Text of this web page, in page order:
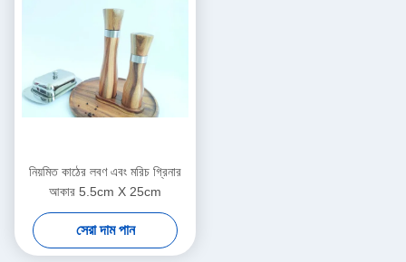
নিয়মিত কাঠের লবণ এবং মরিচ গ্রিনার
আকার 5.5cm X 25cm
সেরা দাম পান